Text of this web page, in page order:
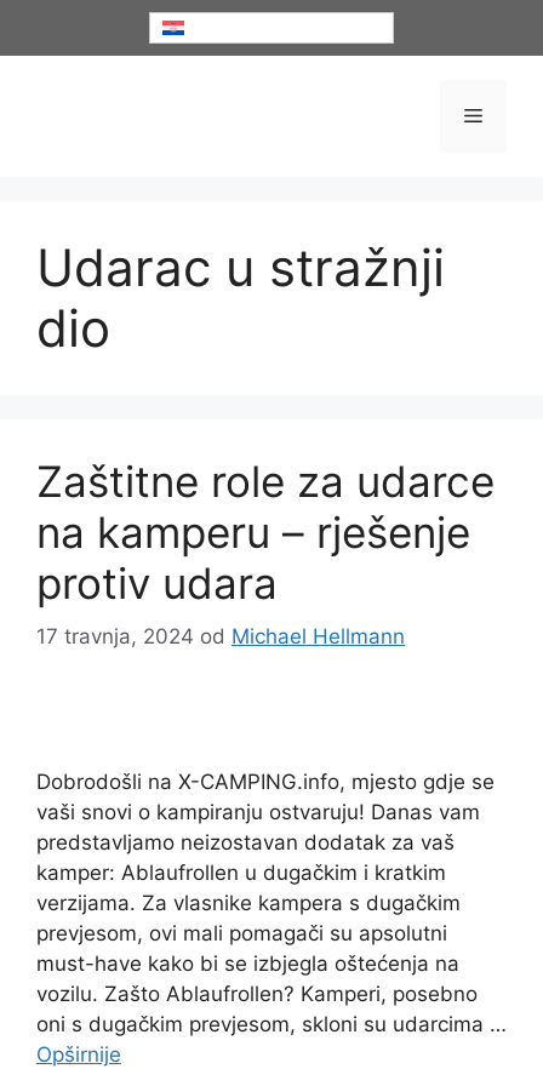
Udarac u stražnji
dio
Zaštitne role za udarce
na kamperu – rješenje
protiv udara
17 travnja, 2024 od Michael Hellmann
Dobrodošli na X-CAMPING.info, mjesto gdje se
vaši snovi o kampiranju ostvaruju! Danas vam
predstavljamo neizostavan dodatak za vaš
kamper: Ablaufrollen u dugačkim i kratkim
verzijama. Za vlasnike kampera s dugačkim
prevjesom, ovi mali pomagači su apsolutni
must-have kako bi se izbjegla oštećenja na
vozilu. Zašto Ablaufrollen? Kamperi, posebno
oni s dugačkim prevjesom, skloni su udarcima …
Opširnije